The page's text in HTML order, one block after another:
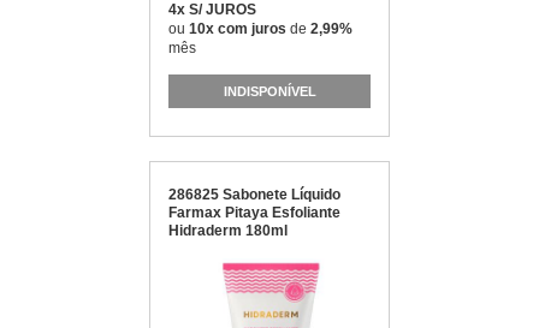
4x S/ JUROS
ou 10x com juros de 2,99%
mês
INDISPONÍVEL
286825 Sabonete Líquido
Farmax Pitaya Esfoliante
Hidraderm 180ml